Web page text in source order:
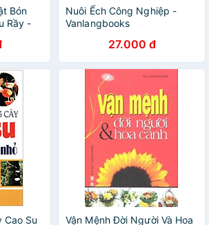
Bón
Rầy -
Nuôi Ếch Công Nghiệp -
Vanlangbooks
27.000 đ
Cao Su
Vận Mệnh Đời Người Và Hoa